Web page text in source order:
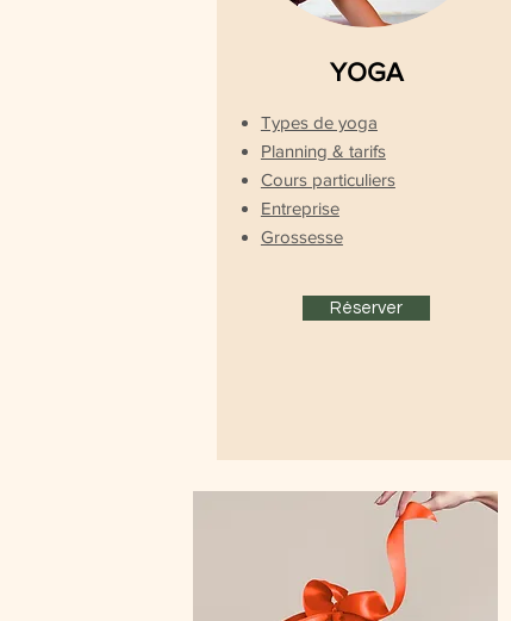
YOGA
Types de yoga
Planning & tarifs
Cours particuliers
Entreprise
Grossesse
Réserver